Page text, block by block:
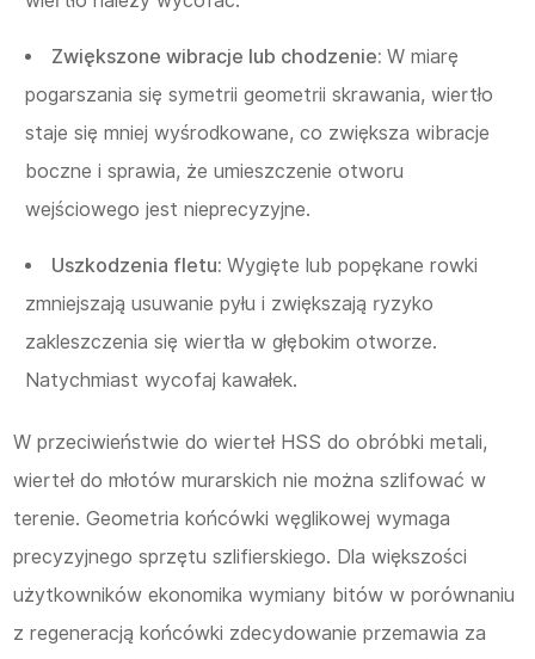
Zwiększone wibracje lub chodzenie:W miarę
pogarszania się symetrii geometrii skrawania, wiertło
staje się mniej wyśrodkowane, co zwiększa wibracje
boczne i sprawia, że umieszczenie otworu
wejściowego jest nieprecyzyjne.
Uszkodzenia fletu:Wygięte lub popękane rowki
zmniejszają usuwanie pyłu i zwiększają ryzyko
zakleszczenia się wiertła w głębokim otworze.
Natychmiast wycofaj kawałek.
W przeciwieństwie do wierteł HSS do obróbki metali,
wierteł do młotów murarskich nie można szlifować w
terenie. Geometria końcówki węglikowej wymaga
precyzyjnego sprzętu szlifierskiego. Dla większości
użytkowników ekonomika wymiany bitów w porównaniu
z regeneracją końcówki zdecydowanie przemawia za